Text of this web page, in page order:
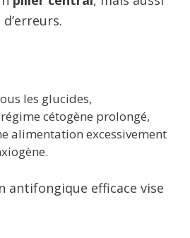
les glucides,
cétogène prolongé,
alimentation excessivement
antifongique efficace vise